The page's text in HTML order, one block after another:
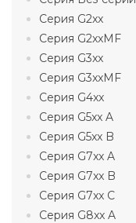
Серия G2xx
Серия G2xxMF
Серия G3xx
Серия G3xxMF
Серия G4xx
Серия G5xx A
Серия G5xx B
Серия G7xx A
Серия G7xx B
Серия G7xx C
Серия G8xx A